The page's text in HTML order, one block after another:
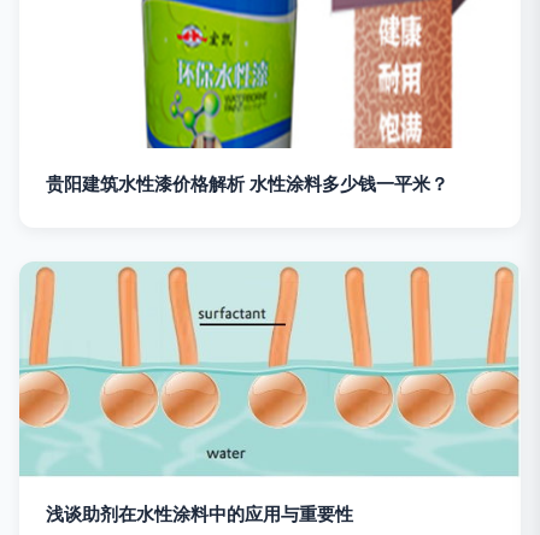
贵阳建筑水性漆价格解析 水性涂料多少钱一平米？
浅谈助剂在水性涂料中的应用与重要性